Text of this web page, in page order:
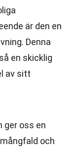
är den en
Denna
en skicklig
av sitt
ger oss en
och